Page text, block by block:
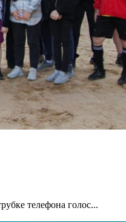
телефона голос...